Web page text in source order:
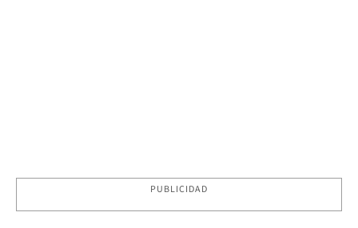
PUBLICIDAD